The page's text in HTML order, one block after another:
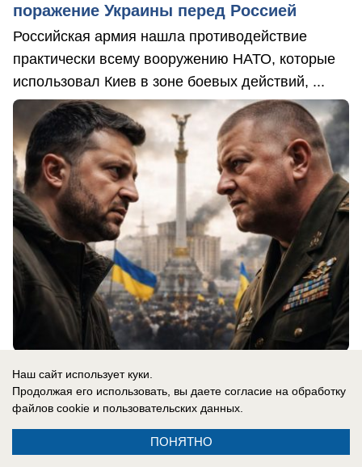
поражение Украины перед Россией
Российская армия нашла противодействие
практически всему вооружению НАТО, которые
использовал Киев в зоне боевых действий, ...
В России
«Нам мешали жить проблемы»: друг
Усольцевых получил загадочное
Наш сайт использует куки.
Продолжая его использовать, вы даете согласие на обработку
файлов cookie и пользовательских данных.
ПОНЯТНО